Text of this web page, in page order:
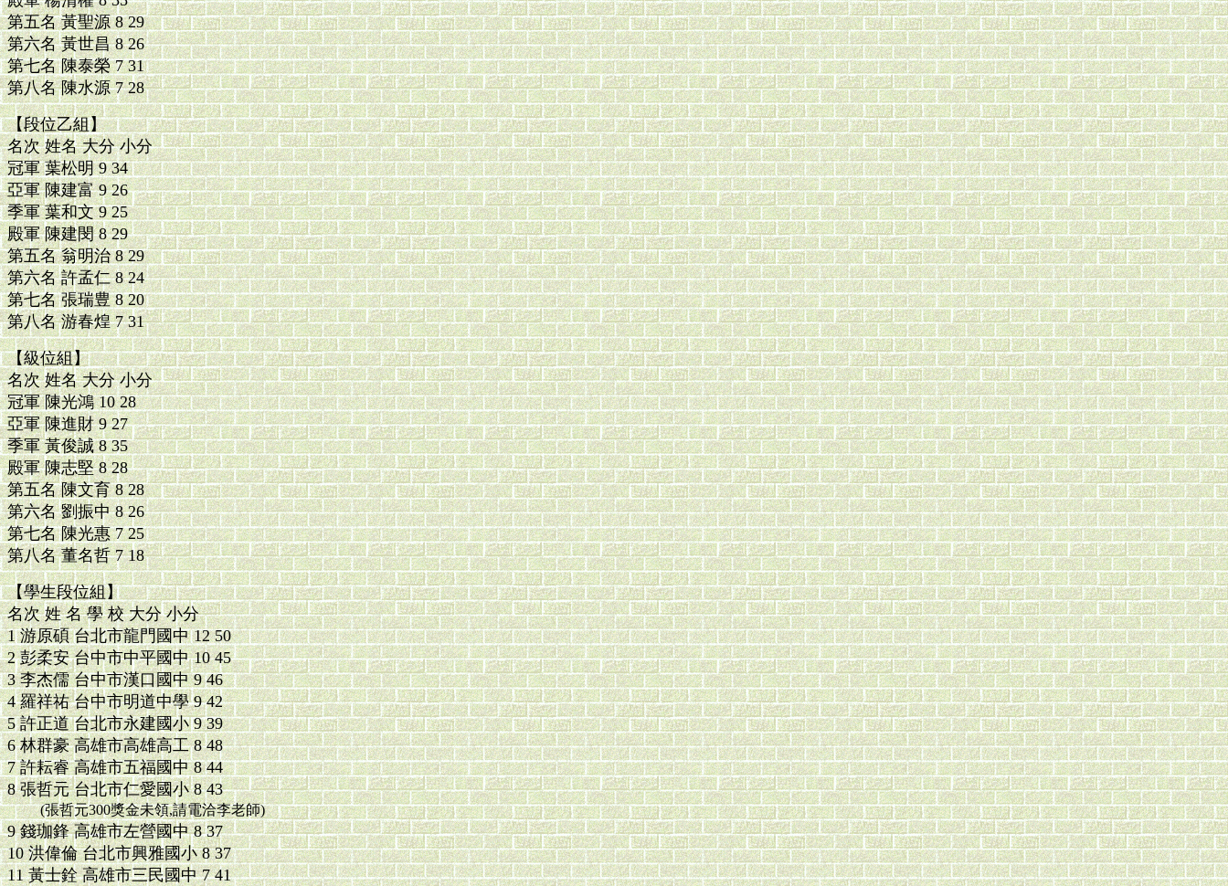
第五名 黃聖源 8 29
第六名 黃世昌 8 26
第七名 陳泰榮 7 31
第八名 陳水源 7 28
【段位乙組】
名次 姓名 大分 小分
冠軍 葉松明 9 34
亞軍 陳建富 9 26
季軍 葉和文 9 25
殿軍 陳建閔 8 29
第五名 翁明治 8 29
第六名 許孟仁 8 24
第七名 張瑞豊 8 20
第八名 游春煌 7 31
【級位組】
名次 姓名 大分 小分
冠軍 陳光鴻 10 28
亞軍 陳進財 9 27
季軍 黃俊誠 8 35
殿軍 陳志堅 8 28
第五名 陳文育 8 28
第六名 劉振中 8 26
第七名 陳光惠 7 25
第八名 董名哲 7 18
【學生段位組】
名次 姓 名 學 校 大分 小分
1 游原碩 台北市龍門國中 12 50
2 彭柔安 台中市中平國中 10 45
3 李杰儒 台中市漢口國中 9 46
4 羅祥祐 台中市明道中學 9 42
5 許正道 台北市永建國小 9 39
6 林群豪 高雄市高雄高工 8 48
7 許耘睿 高雄市五福國中 8 44
8 張哲元 台北市仁愛國小 8 43
(張哲元300獎金未領,請電洽李老師)
9 錢珈鋒 高雄市左營國中 8 37
10 洪偉倫 台北市興雅國小 8 37
11 黃士銓 高雄市三民國中 7 41